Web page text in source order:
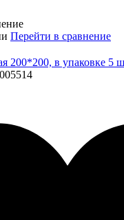
Перейти в сравнение
200*200, в упаковке 5